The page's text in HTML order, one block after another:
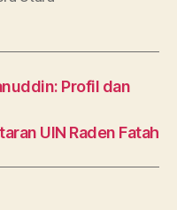
Profil dan
UIN Raden Fatah